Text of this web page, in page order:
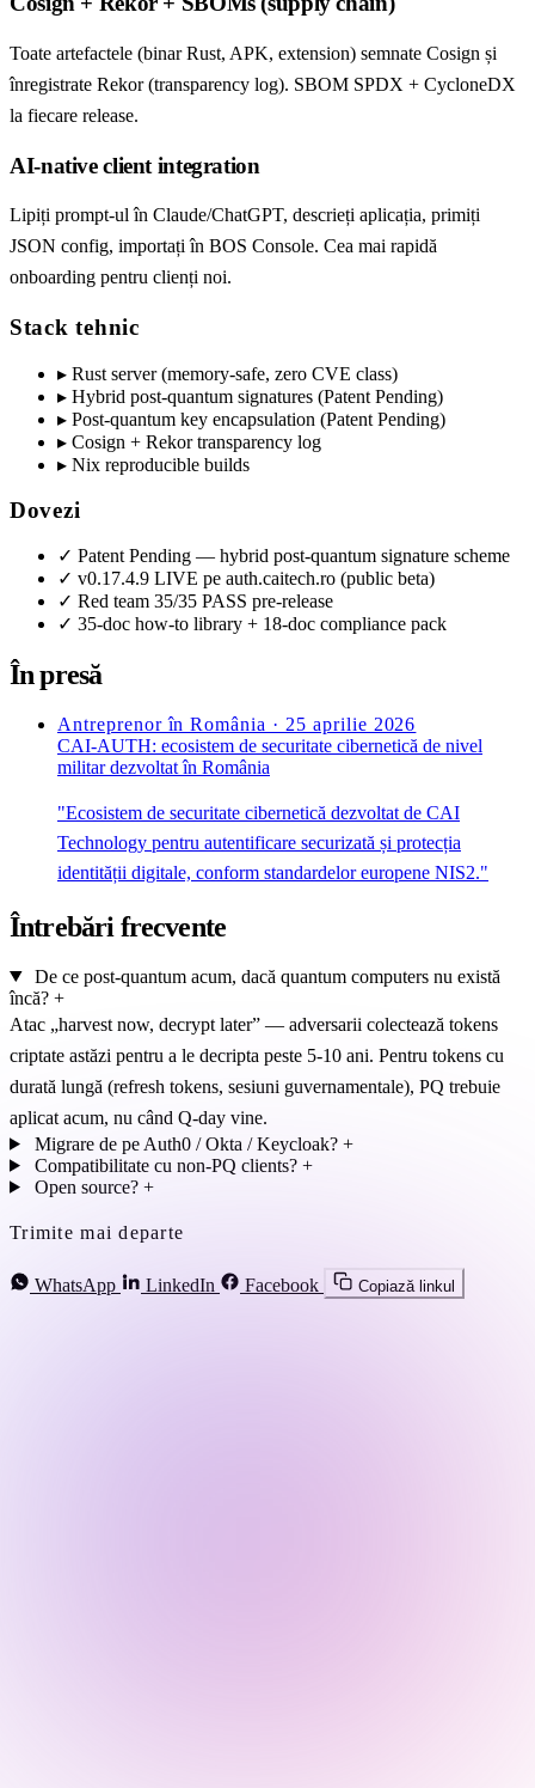
Toate artefactele (binar Rust, APK, extension) semnate Cosign și
înregistrate Rekor (transparency log). SBOM SPDX + CycloneDX
la fiecare release.
AI-native client integration
Lipiți prompt-ul în Claude/ChatGPT, descrieți aplicația, primiți
JSON config, importați în BOS Console. Cea mai rapidă
onboarding pentru clienți noi.
Stack tehnic
▸ Rust server (memory-safe, zero CVE class)
▸ Hybrid post-quantum signatures (Patent Pending)
▸ Post-quantum key encapsulation (Patent Pending)
▸ Cosign + Rekor transparency log
▸ Nix reproducible builds
Dovezi
✓ Patent Pending — hybrid post-quantum signature scheme
✓ v0.17.4.9 LIVE pe auth.caitech.ro (public beta)
✓ Red team 35/35 PASS pre-release
✓ 35-doc how-to library + 18-doc compliance pack
În presă
Antreprenor în România · 25 aprilie 2026
CAI-AUTH: ecosistem de securitate cibernetică de nivel
militar dezvoltat în România
"Ecosistem de securitate cibernetică dezvoltat de CAI
Technology pentru autentificare securizată și protecția
identității digitale, conform standardelor europene NIS2."
Întrebări frecvente
De ce post-quantum acum, dacă quantum computers nu există
încă? +
Atac „harvest now, decrypt later” — adversarii colectează tokens
criptate astăzi pentru a le decripta peste 5-10 ani. Pentru tokens cu
durată lungă (refresh tokens, sesiuni guvernamentale), PQ trebuie
aplicat acum, nu când Q-day vine.
Migrare de pe Auth0 / Okta / Keycloak? +
Compatibilitate cu non-PQ clients? +
Open source? +
Trimite mai departe
WhatsApp LinkedIn Facebook Copiază linkul